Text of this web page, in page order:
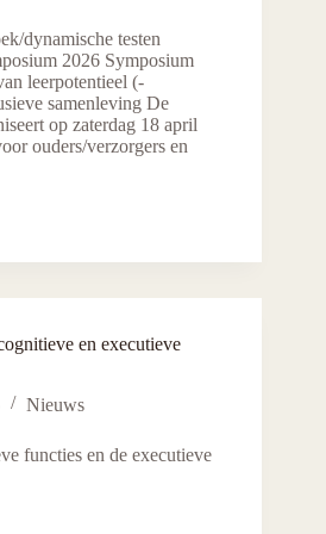
dynamische testen
2026 Symposium
leerpotentieel (-
samenleving De
op zaterdag 18 april
ouders/verzorgers en
en executieve
Nieuws
functies en de executieve